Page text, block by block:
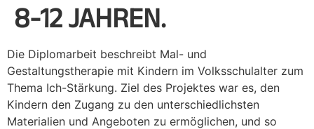
8-12 JAHREN.
Die Diplomarbeit beschreibt Mal- und
Gestaltungstherapie mit Kindern im Volksschulalter zum
Thema Ich-Stärkung. Ziel des Projektes war es, den
Kindern den Zugang zu den unterschiedlichsten
Materialien und Angeboten zu ermöglichen, und so